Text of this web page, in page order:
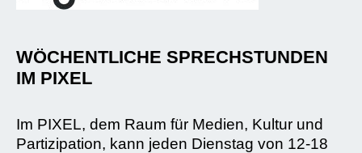
WÖCHENTLICHE SPRECHSTUNDEN
IM PIXEL
Im PIXEL, dem Raum für Medien, Kultur und
Partizipation, kann jeden Dienstag von 12-18